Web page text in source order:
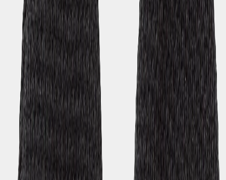
Hoppa till innehåll
Previous slide Next slide
Kaj Mittens
Kaj Mittens